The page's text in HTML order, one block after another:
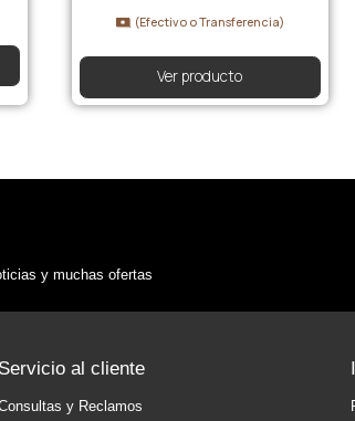
(Efectivo o Transferencia)
Ver producto
y muchas ofertas
Servicio al cliente
y Reclamos